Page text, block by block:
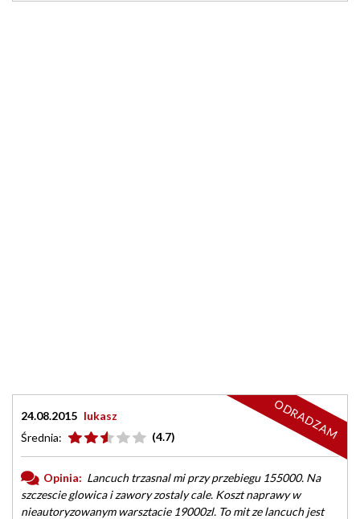
24.08.2015 lukasz
Średnia:
(4.7)
Opinia: Lancuch trzasnal mi przy przebiegu 155000. Na
szczescie glowica i zawory zostaly cale. Koszt naprawy w
nieautoryzowanym warsztacie 19000zl. To mit ze lancuch jest
ODRADZAM